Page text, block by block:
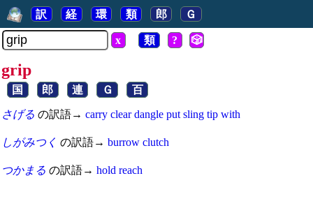
訳 経 環 類 郎 Ｇ
x 類 ? 🎲
grip
国 郎 連 Ｇ 百
さげる の訳語→ carry clear dangle put sling tip with
しがみつく の訳語→ burrow clutch
つかまる の訳語→ hold reach